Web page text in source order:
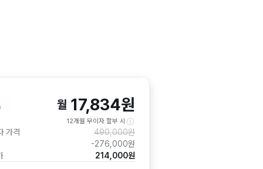
월 17,834원
12개월 무이자 할부 시
가격 490,000원
-276,000원
214,000원